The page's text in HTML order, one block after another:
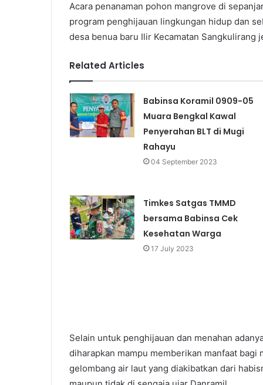
Acara penanaman pohon mangrove di
program penghijauan lingkungan hidup dan
desa benua baru Ilir Kecamatan Sangkulirang
Related Articles
Babinsa Koramil 0909-05
Muara Bengkal Kawal
Penyerahan BLT di Mugi
Rahayu
04 September 2023
Timkes Satgas TMMD
bersama Babinsa Cek
Kesehatan Warga
17 July 2023
Selain untuk penghijauan dan menahan
diharapkan mampu memberikan manfaat
gelombang air laut yang diakibatkan dari